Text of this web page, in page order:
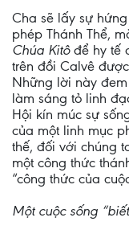
Cha sẽ lấy sự
phép Thánh Thể,
Chúa Kitô để hy tế
trên đồi Calvê
Những lời này
làm sáng tỏ linh
Hội kín múc sự
của một linh mục
thế, đối với chúng
một công thức
“công thức của
Một cuộc sống